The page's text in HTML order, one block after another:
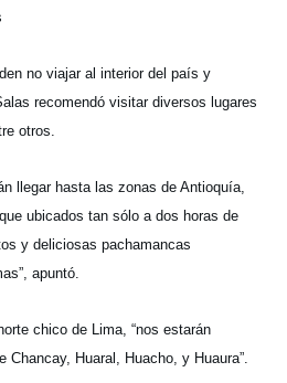
no viajar al interior del país y
recomendó visitar diversos lugares
otros.
llegar hasta las zonas de Antioquía,
ubicados tan sólo a dos horas de
y deliciosas pachamancas
apuntó.
chico de Lima, “nos estarán
Huaral, Huacho, y Huaura”.